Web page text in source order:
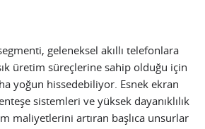
geleneksel akıllı telefonlara
üretim süreçlerine sahip olduğu için
yoğun hissedebiliyor. Esnek ekran
sistemleri ve yüksek dayanıklılık
maliyetlerini artıran başlıca unsurlar